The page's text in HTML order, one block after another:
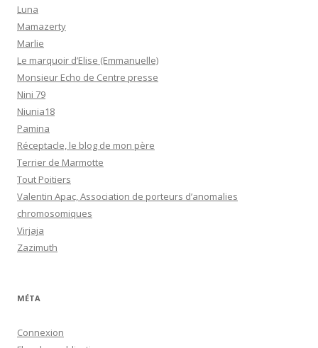
Luna
Mamazerty
Marlie
Le marquoir d’Elise (Emmanuelle)
Monsieur Echo de Centre presse
Nini 79
Niunia18
Pamina
Réceptacle, le blog de mon père
Terrier de Marmotte
Tout Poitiers
Valentin Apac, Association de porteurs d’anomalies
chromosomiques
Virjaja
Zazimuth
MÉTA
Connexion